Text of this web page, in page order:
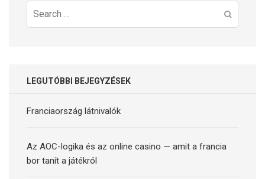
Search
for:
LEGUTÓBBI BEJEGYZÉSEK
Franciaország látnivalók
Az AOC-logika és az online casino — amit a francia
bor tanít a játékról